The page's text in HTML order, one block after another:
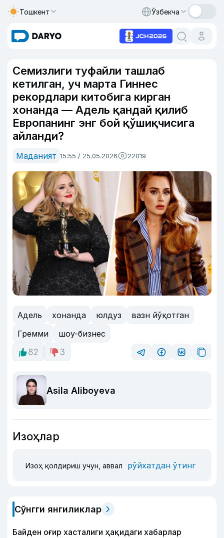
Тошкент Ўзбекча
Семизлиги туфайли ташлаб
кетилган, уч марта Гиннес
рекордлари китобига кирган
хонанда — Адель қандай қилиб
Европанинг энг бой қўшиқчисига
айланди?
Маданият 15:55 / 25.05.2026 22019
Адель хонанда юлдуз
вазн йўқотган
Гремми
шоу-бизнес
82
3
Asila Aliboyeva
Изоҳлар
Изоҳ қолдириш учун, аввал рўйхатдан ўтинг
Сўнгги янгиликлар
Байден оғир хасталиги ҳақидаги хабарлар